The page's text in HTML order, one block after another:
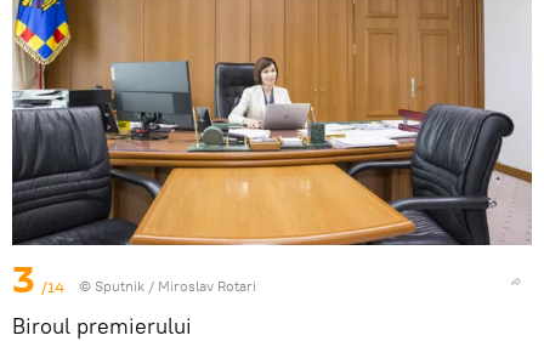
3 /14 © Sputnik / Miroslav Rotari
Biroul premierului